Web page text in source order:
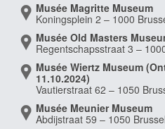
Musée Magritte Museum
Koningsplein 2 – 1000
Musée Old Masters
Regentschapsstraat 3 –
Musée Wiertz Museum
11.10.2024)
Vautierstraat 62 – 1050
Musée Meunier Museum
Abdijstraat 59 – 1050 Brussel